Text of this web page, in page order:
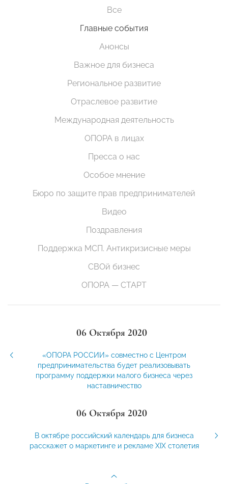
Все
Главные события
Анонсы
Важное для бизнеса
Региональное развитие
Отраслевое развитие
Международная деятельность
ОПОРА в лицах
Пресса о нас
Особое мнение
Бюро по защите прав предпринимателей
Видео
Поздравления
Поддержка МСП. Антикризисные меры
СВОй бизнес
ОПОРА — СТАРТ
06 Октября 2020
«ОПОРА РОССИИ» совместно с Центром
предпринимательства будет реализовывать
программу поддержки малого бизнеса через
наставничество
06 Октября 2020
В октябре российский календарь для бизнеса
расскажет о маркетинге и рекламе XIX столетия